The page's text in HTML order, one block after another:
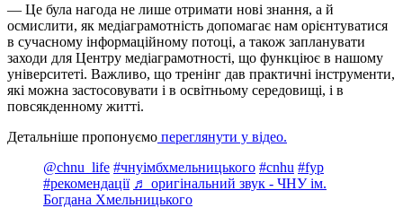
— Це була нагода не лише отримати нові знання, а й
осмислити, як медіаграмотність допомагає нам орієнтуватися
в сучасному інформаційному потоці, а також запланувати
заходи для Центру медіаграмотності, що функціює в нашому
університеті. Важливо, що тренінг дав практичні інструменти,
які можна застосовувати і в освітньому середовищі, і в
повсякденному житті.
Детальніше пропонуємо переглянути у відео.
@chnu_life #чнуімбхмельницького #cnhu #fyp
#рекомендації ♬ оригінальний звук - ЧНУ ім.
Богдана Хмельницького